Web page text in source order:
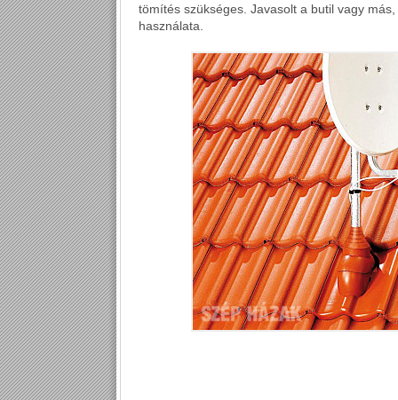
tömítés szükséges. Javasolt a butil vagy
használata.